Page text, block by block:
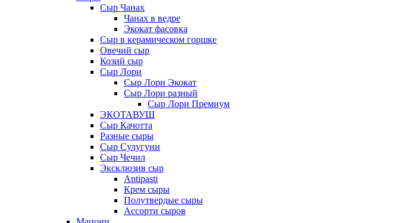
Сыр Чанах
Чанах в ведре
Экокат фасовка
Сыр в керамическом горшке
Овечий сыр
Козий сыр
Сыр Лори
Сыр Лори Экокат
Сыр Лори разный
Сыр Лори Премиум
ЭКОТАВУШ
Сыр Качотта
Разные сыры
Сыр Сулугуни
Сыр Чечил
Эксклюзив сыр
Antipasti
Крем сыры
Полутвердые сыры
Ассорти сыров